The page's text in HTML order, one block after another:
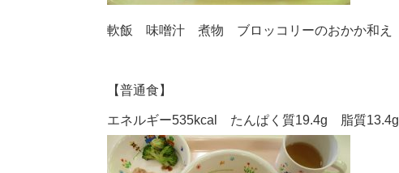
軟飯 味噌汁 煮物 ブロッコリーのおかか和え
【普通食】
エネルギー535kcal たんぱく質19.4g 脂質13.4g